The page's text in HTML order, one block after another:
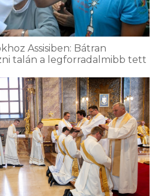
Assisiben: Bátran
talán a legforradalmibb tett